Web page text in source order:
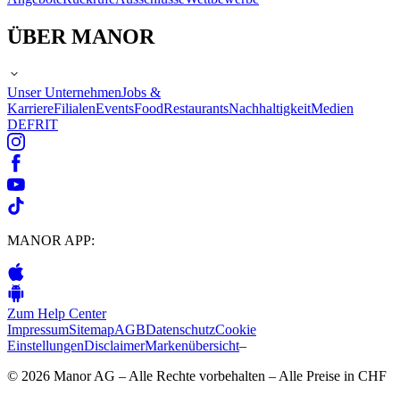
ÜBER MANOR
Unser UnternehmenJobs &
KarriereFilialenEventsFoodRestaurantsNachhaltigkeitMedien
DEFRIT
MANOR APP:
Zum Help Center
ImpressumSitemapAGBDatenschutzCookie
EinstellungenDisclaimerMarkenübersicht–
© 2026 Manor AG – Alle Rechte vorbehalten – Alle Preise in CHF